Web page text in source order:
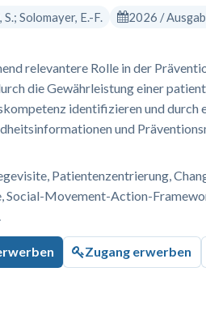
Solomayer, E.-F.
2026 /
relevantere Rolle in der
die Gewährleistung einer
identifizieren und durch
und
Patientenzentrierung,
Social-Movement-Action-
Zugang erwerben